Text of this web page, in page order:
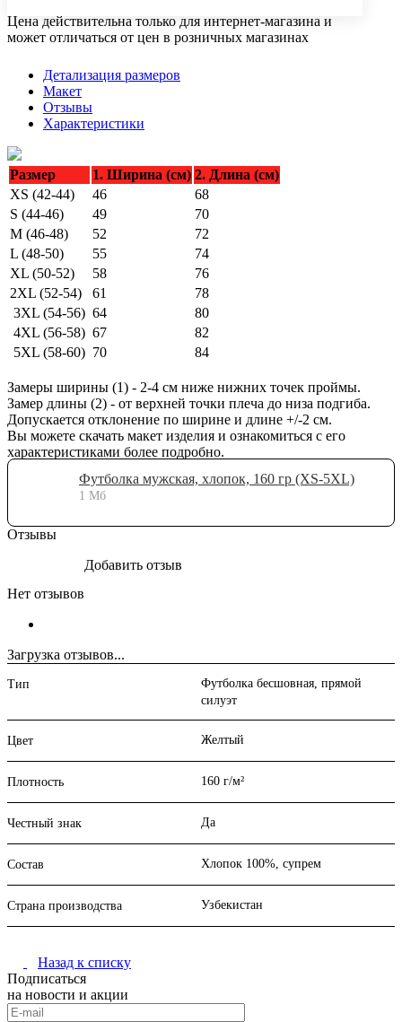
Цена действительна только для интернет-магазина и
может отличаться от цен в розничных магазинах
Детализация размеров
Макет
Отзывы
Характеристики
Размер 1. Ширина (см) 2. Длина (см)
XS (42-44)
46
68
S (44-46)
49
70
M (46-48)
52
72
L (48-50)
55
74
XL (50-52)
58
76
2XL (52-54)
61
78
3XL (54-56) 64
80
4XL (56-58) 67
82
5XL (58-60) 70 84
Замеры ширины (1) - 2-4 см ниже нижних точек проймы.
Замер длины (2) - от верхней точки плеча до низа подгиба.
Допускается отклонение по ширине и длине +/-2 см.
Вы можете скачать макет изделия и ознакомиться с его
характеристиками более подробно.
Футболка мужская, хлопок, 160 гр (XS-5XL)
1 Мб
Отзывы
Загрузка отзывов...
Нет отзывов
Добавить отзыв
Тип
Футболка бесшовная, прямой
силуэт
Цвет Желтый
Плотность 160 г/м²
Честный знак Да
Состав Хлопок 100%, супрем
Страна производства Узбекистан
Назад к списку
Подписаться
на новости и акции